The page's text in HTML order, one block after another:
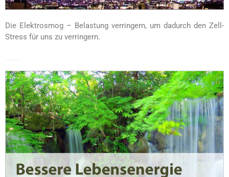
Die Elektrosmog – Belastung verringern, um dadurch den Zell-
Stress für uns zu verringern.